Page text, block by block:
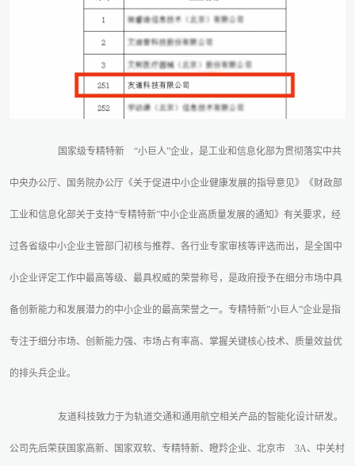
国家级专精特新 “小巨人”企业，是工业和信息化部为贯彻落实中共
中央办公厅、国务院办公厅《关于促进中小企业健康发展的指导意见》《财政部
工业和信息化部关于支持“专精特新”中小企业高质量发展的通知》有关要求，经
过各省级中小企业主管部门初核与推荐、各行业专家审核等评选而出，是全国中
小企业评定工作中最高等级、最具权威的荣誉称号，是政府授予在细分市场中具
备创新能力和发展潜力的中小企业的最高荣誉之一。专精特新”小巨人”企业是指
专注于细分市场、创新能力强、市场占有率高、掌握关键核心技术、质量效益优
的排头兵企业。
友道科技致力于为轨道交通和通用航空相关产品的智能化设计研发。
公司先后荣获国家高新、国家双软、专精特新、瞪羚企业、北京市 3A、中关村